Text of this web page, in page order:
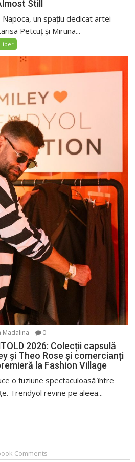
Still
un spațiu dedicat artei
Petcuț și Miruna...
liber
Madalina 0
2026: Colecții capsulă
și Theo Rose și comercianți
la Fashion Village
o fuziune spectaculoasă între
Trendyol revine pe aleea...
Comments